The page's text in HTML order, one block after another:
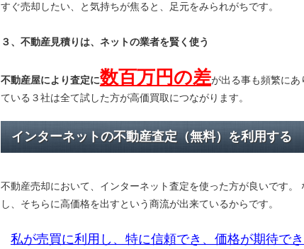
すぐ売却したい、と気持ちが焦ると、足元をみられがちです。
３、不動産見積りは、ネットの業者を賢く使う
不動産屋により査定に数百万円の差が出る事も頻繁にあ
ている３社は全て試した方が高価買取につながります。
インターネットの不動産査定（無料）を利用する
不動産売却において、インターネット査定を使った方が良いです
し、そちらに高価格を出すという商流が出来ているからです。
私が売買に利用し、特に信頼でき、価格が期待で